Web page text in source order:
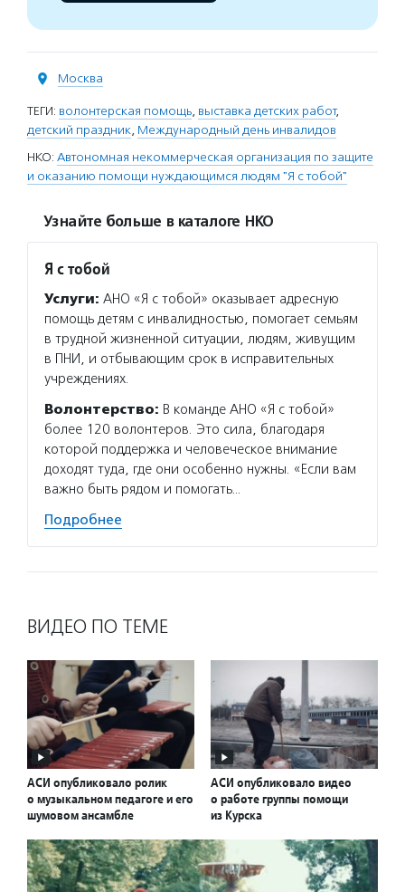
Москва
ТЕГИ: волонтерская помощь, выставка детских работ,
детский праздник, Международный день инвалидов
НКО: Автономная некоммерческая организация по защите
и оказанию помощи нуждающимся людям "Я с тобой"
Узнайте больше в каталоге НКО
Я с тобой
Услуги: АНО «Я с тобой» оказывает адресную
помощь детям с инвалидностью, помогает семьям
в трудной жизненной ситуации, людям, живущим
в ПНИ, и отбывающим срок в исправительных
учреждениях.
Волонтерство: В команде АНО «Я с тобой»
более 120 волонтеров. Это сила, благодаря
которой поддержка и человеческое внимание
доходят туда, где они особенно нужны. «Если вам
важно быть рядом и помогать…
Подробнее
ВИДЕО ПО ТЕМЕ
АСИ опубликовало ролик
о музыкальном педагоге и его
шумовом ансамбле
АСИ опубликовало видео
о работе группы помощи
из Курска